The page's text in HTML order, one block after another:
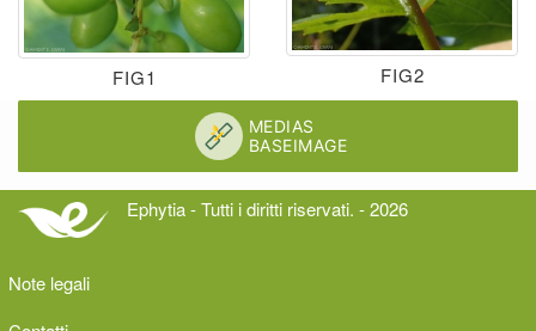
FIG1 FIG2
Ephytia - Tutti i diritti riservati. - 2026
Note legali